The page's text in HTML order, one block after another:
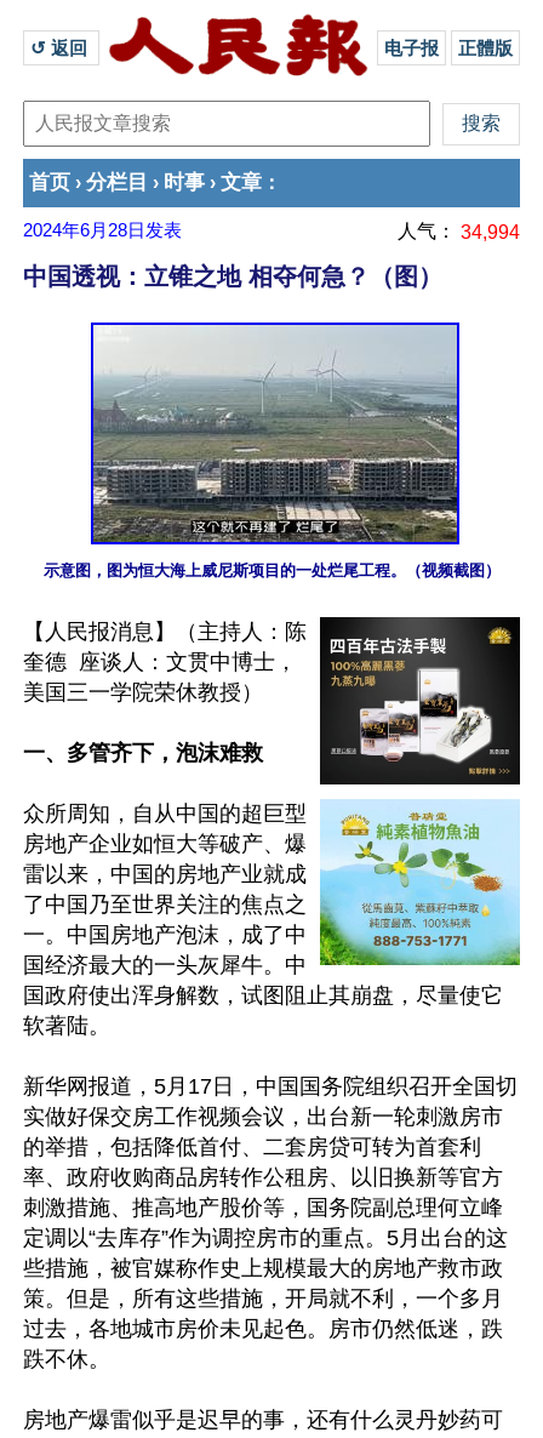
↺ 返回 电子报 正體版
首页 › 分栏目 › 时事 › 文章 ：
2024年6月28日 发表 人气： 34,994
中国透视：立锥之地 相夺何急？（图）
【人民报消息】（主持人：陈
奎德  座谈人：文贯中博士，
美国三一学院荣休教授）
一、多管齐下，泡沫难救
众所周知，自从中国的超巨型
房地产企业如恒大等破产、爆
雷以来，中国的房地产业就成
了中国乃至世界关注的焦点之
一。中国房地产泡沫，成了中
国经济最大的一头灰犀牛。中
国政府使出浑身解数，试图阻止其崩盘，尽量使它
软著陆。
新华网报道，5月17日，中国国务院组织召开全国切
实做好保交房工作视频会议，出台新一轮刺激房市
的举措，包括降低首付、二套房贷可转为首套利
率、政府收购商品房转作公租房、以旧换新等官方
刺激措施、推高地产股价等，国务院副总理何立峰
定调以“去库存”作为调控房市的重点。5月出台的这
些措施，被官媒称作史上规模最大的房地产救市政
策。但是，所有这些措施，开局就不利，一个多月
过去，各地城市房价未见起色。房市仍然低迷，跌
跌不休。
房地产爆雷似乎是迟早的事，还有什么灵丹妙药可